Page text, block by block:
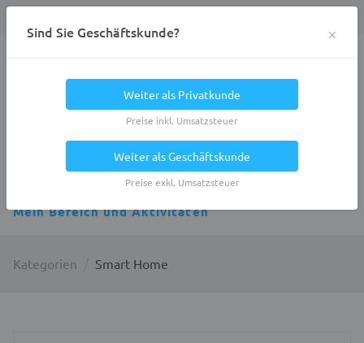
Mein Bereich und Aktivitäten
Kategorien Smart Home
Sind Sie Geschäftskunde? ×
Weiter als Privatkunde
Preise inkl. Umsatzsteuer
Weiter als Geschäftskunde
Preise exkl. Umsatzsteuer